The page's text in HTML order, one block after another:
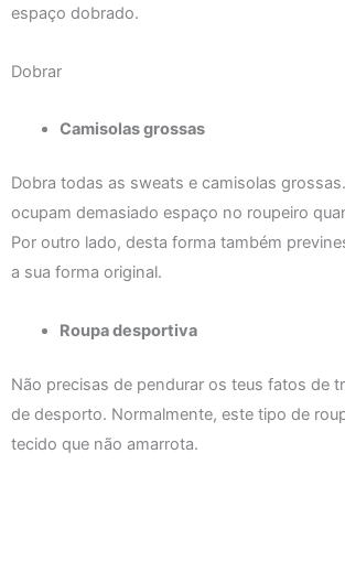
espaço dobrado.
Dobrar
Camisolas grossas
Dobra todas as sweats e camisolas
ocupam demasiado espaço no roupeiro
Por outro lado, desta forma também
a sua forma original.
Roupa desportiva
Não precisas de pendurar os teus fatos de
de desporto. Normalmente, este tipo de
tecido que não amarrota.